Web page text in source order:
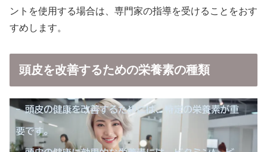
ントを使用する場合は、専門家の指導を受けることをおす
すめします。
頭皮を改善するための栄養素の種類